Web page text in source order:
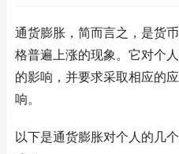
通货膨胀，简而言之，是货
格普遍上涨的现象。它对个
的影响，并要求采取相应的
响。
以下是通货膨胀对个人的几